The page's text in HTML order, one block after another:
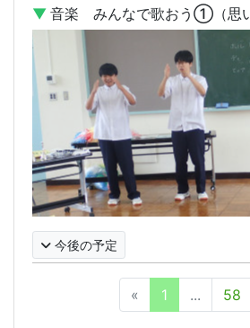
▼ 音楽 みんなで歌おう①（思い
今後の予定
« 1 ... 58